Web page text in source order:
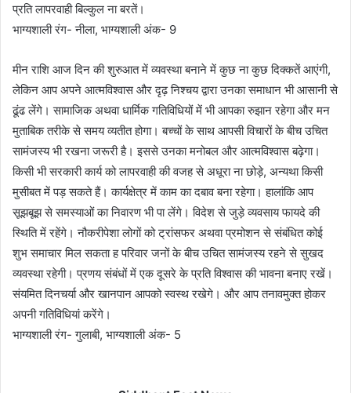
प्रति लापरवाही बिल्कुल ना बरतें।
भाग्यशाली रंग- नीला, भाग्यशाली अंक- 9
मीन राशि आज दिन की शुरुआत में व्यवस्था बनाने में कुछ ना कुछ दिक्कतें आएंगी,
लेकिन आप अपने आत्मविश्वास और दृढ़ निश्चय द्वारा उनका समाधान भी आसानी से
ढूंढ लेंगे। सामाजिक अथवा धार्मिक गतिविधियों में भी आपका रुझान रहेगा और मन
मुताबिक तरीके से समय व्यतीत होगा। बच्चों के साथ आपसी विचारों के बीच उचित
सामंजस्य भी रखना जरूरी है। इससे उनका मनोबल और आत्मविश्वास बढ़ेगा।
किसी भी सरकारी कार्य को लापरवाही की वजह से अधूरा ना छोड़े, अन्यथा किसी
मुसीबत में पड़ सकते हैं। कार्यक्षेत्र में काम का दबाव बना रहेगा। हालांकि आप
सूझबूझ से समस्याओं का निवारण भी पा लेंगे। विदेश से जुड़े व्यवसाय फायदे की
स्थिति में रहेंगे। नौकरीपेशा लोगों को ट्रांसफर अथवा प्रमोशन से संबंधित कोई
शुभ समाचार मिल सकता ह परिवार जनों के बीच उचित सामंजस्य रहने से सुखद
व्यवस्था रहेगी। प्रणय संबंधों में एक दूसरे के प्रति विश्वास की भावना बनाए रखें।
संयमित दिनचर्या और खानपान आपको स्वस्थ रखेगे। और आप तनावमुक्त होकर
अपनी गतिविधियां करेंगे।
भाग्यशाली रंग- गुलाबी, भाग्यशाली अंक- 5